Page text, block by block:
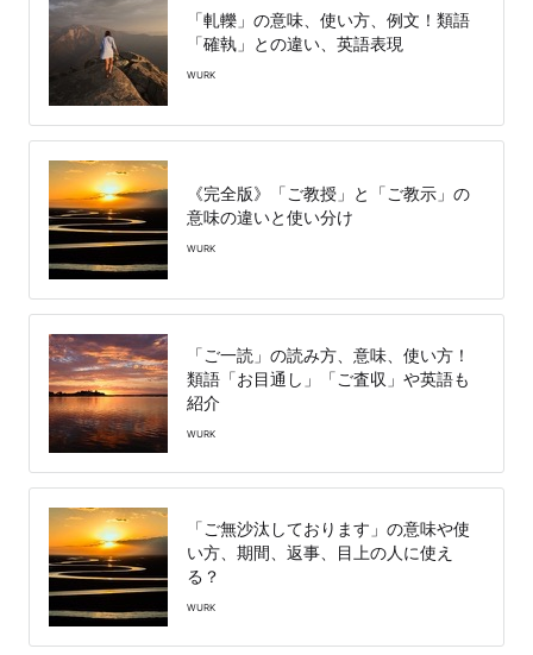
「軋轢」の意味、使い方、例文！類語
「確執」との違い、英語表現
WURK
《完全版》「ご教授」と「ご教示」の
意味の違いと使い分け
WURK
「ご一読」の読み方、意味、使い方！
類語「お目通し」「ご査収」や英語も
紹介
WURK
「ご無沙汰しております」の意味や使
い方、期間、返事、目上の人に使え
る？
WURK